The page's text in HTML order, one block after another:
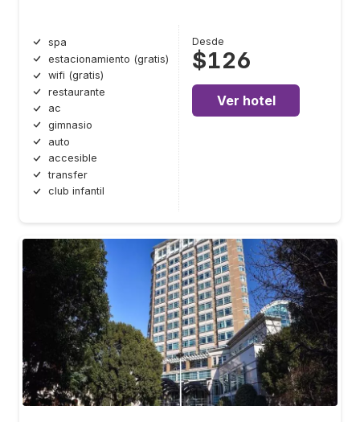
spa
estacionamiento (gratis)
wifi (gratis)
restaurante
ac
gimnasio
auto
accesible
transfer
club infantil
Desde
$126
Ver hotel